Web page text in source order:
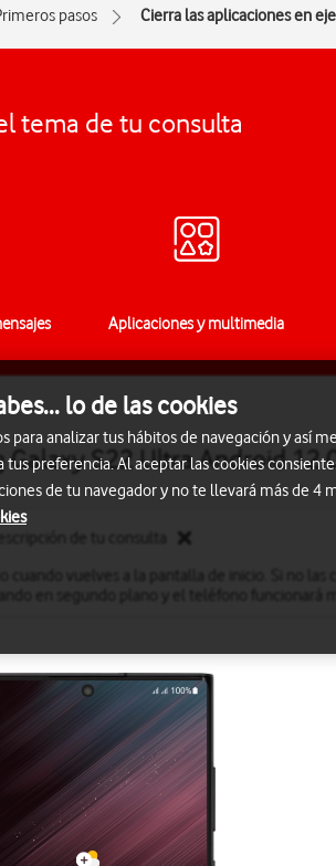
pasos Cierra las aplicaciones en
tema de tu consulta
Aplicaciones y multimedia
S22 Ultra Android
vuelves a la pantalla de inicio. Si no las
en segundo plano y el teléfono funcionará
lo de las cookies
para analizar tus hábitos de navegación y así
preferencia. Al aceptar las cookies
de tu navegador y no te llevará más de 4